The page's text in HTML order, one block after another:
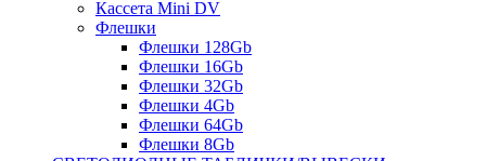
Кассета Mini DV
Флешки
Флешки 128Gb
Флешки 16Gb
Флешки 32Gb
Флешки 4Gb
Флешки 64Gb
Флешки 8Gb